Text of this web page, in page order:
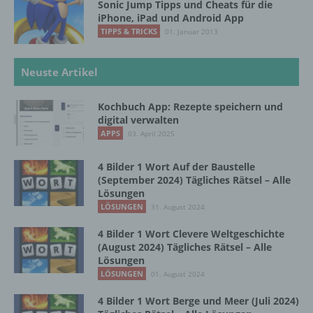
Sonic Jump Tipps und Cheats für die
iPhone, iPad und Android App
TIPPS & TRICKS 01. Januar 2013
Neuste Artikel
Kochbuch App: Rezepte speichern und
digital verwalten
APPS 03. April 2025
4 Bilder 1 Wort Auf der Baustelle
(September 2024) Tägliches Rätsel – Alle
Lösungen
LÖSUNGEN 31. August 2024
4 Bilder 1 Wort Clevere Weltgeschichte
(August 2024) Tägliches Rätsel – Alle
Lösungen
LÖSUNGEN 01. August 2024
4 Bilder 1 Wort Berge und Meer (Juli 2024)
d) Einschränkung der Verarbeitung
Einschränkung der Verarbeitung ist die
Markierung gespeicherter
personenbezogener Daten mit dem Ziel, ihre
künftige Verarbeitung einzuschränken.
Profiling ist jede Art der automatisierten
Verarbeitung personenbezogener Daten, die
darin besteht, dass diese
personenbezogenen Daten verwendet
werden, um bestimmte persönliche Aspekte,
die sich auf eine natürliche Person beziehen,
zu bewerten, insbesondere, um Aspekte
bezüglich Arbeitsleistung, wirtschaftlicher
Lage, Gesundheit, persönlicher Vorlieben,
Interessen, Zuverlässigkeit, Verhalten,